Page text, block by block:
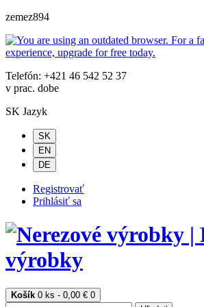
zemez894
Telefón: +421 46 542 52 37
v prac. dobe
SK Jazyk
SK
EN
DE
Registrovať
Prihlásiť sa
Košík 0 ks - 0,00 € 0